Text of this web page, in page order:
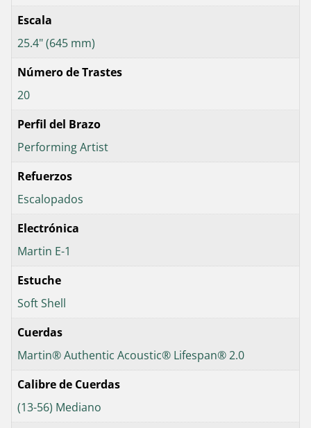
Escala
25.4" (645 mm)
Número de Trastes
20
Perfil del Brazo
Performing Artist
Refuerzos
Escalopados
Electrónica
Martin E-1
Estuche
Soft Shell
Cuerdas
Martin® Authentic Acoustic® Lifespan® 2.0
Calibre de Cuerdas
(13-56) Mediano